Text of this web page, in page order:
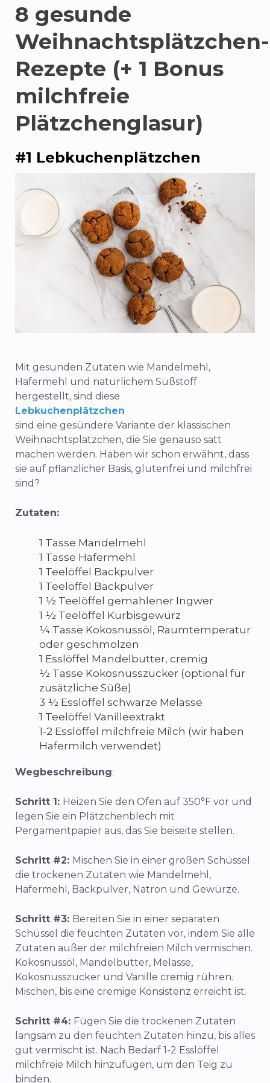
8 gesunde
Weihnachtsplätzchen-
Rezepte (+ 1 Bonus
milchfreie
Plätzchenglasur)
#1 Lebkuchenplätzchen
Mit gesunden Zutaten wie Mandelmehl,
Hafermehl und natürlichem Süßstoff
hergestellt, sind diese
Lebkuchenplätzchen
sind eine gesündere Variante der klassischen
Weihnachtsplätzchen, die Sie genauso satt
machen werden. Haben wir schon erwähnt, dass
sie auf pflanzlicher Basis, glutenfrei und milchfrei
sind?
Zutaten:
1 Tasse Mandelmehl
1 Tasse Hafermehl
1 Teelöffel Backpulver
1 Teelöffel Backpulver
1 ½ Teelöffel gemahlener Ingwer
1 ½ Teelöffel Kürbisgewürz
¼ Tasse Kokosnussöl, Raumtemperatur
oder geschmolzen
1 Esslöffel Mandelbutter, cremig
½ Tasse Kokosnusszucker (optional für
zusätzliche Süße)
3 ½ Esslöffel schwarze Melasse
1 Teelöffel Vanilleextrakt
1-2 Esslöffel milchfreie Milch (wir haben
Hafermilch verwendet)
Wegbeschreibung:
Schritt 1: Heizen Sie den Ofen auf 350°F vor und
legen Sie ein Plätzchenblech mit
Pergamentpapier aus, das Sie beiseite stellen.
Schritt #2: Mischen Sie in einer großen Schüssel
die trockenen Zutaten wie Mandelmehl,
Hafermehl, Backpulver, Natron und Gewürze.
Schritt #3: Bereiten Sie in einer separaten
Schüssel die feuchten Zutaten vor, indem Sie alle
Zutaten außer der milchfreien Milch vermischen.
Kokosnussöl, Mandelbutter, Melasse,
Kokosnusszucker und Vanille cremig rühren.
Mischen, bis eine cremige Konsistenz erreicht ist.
Schritt #4: Fügen Sie die trockenen Zutaten
langsam zu den feuchten Zutaten hinzu, bis alles
gut vermischt ist. Nach Bedarf 1-2 Esslöffel
milchfreie Milch hinzufügen, um den Teig zu
binden.